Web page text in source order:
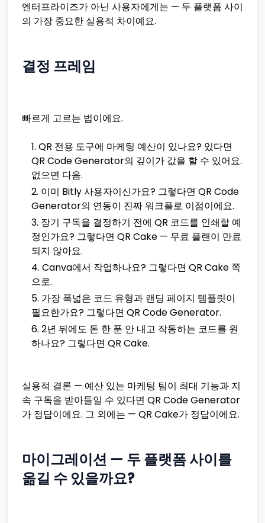
엔터프라이즈가 아닌 사용자에게는 — 두 플랫폼 사이
의 가장 중요한 실용적 차이예요.
결정 프레임
빠르게 고르는 법이에요.
QR 전용 도구에 마케팅 예산이 있나요? 있다면
QR Code Generator의 깊이가 값을 할 수 있어요.
없으면 다음.
이미 Bitly 사용자이신가요? 그렇다면 QR Code
Generator의 연동이 진짜 워크플로 이점이에요.
장기 구독을 결정하기 전에 QR 코드를 인쇄할 예
정인가요? 그렇다면 QR Cake — 무료 플랜이 만료
되지 않아요.
Canva에서 작업하나요? 그렇다면 QR Cake 쪽
으로.
가장 폭넓은 코드 유형과 랜딩 페이지 템플릿이
필요한가요? 그렇다면 QR Code Generator.
2년 뒤에도 돈 한 푼 안 내고 작동하는 코드를 원
하나요? 그렇다면 QR Cake.
실용적 결론 — 예산 있는 마케팅 팀이 최대 기능과 지
속 구독을 받아들일 수 있다면 QR Code Generator
가 정답이에요. 그 외에는 — QR Cake가 정답이에요.
마이그레이션 — 두 플랫폼 사이를
옮길 수 있을까요?